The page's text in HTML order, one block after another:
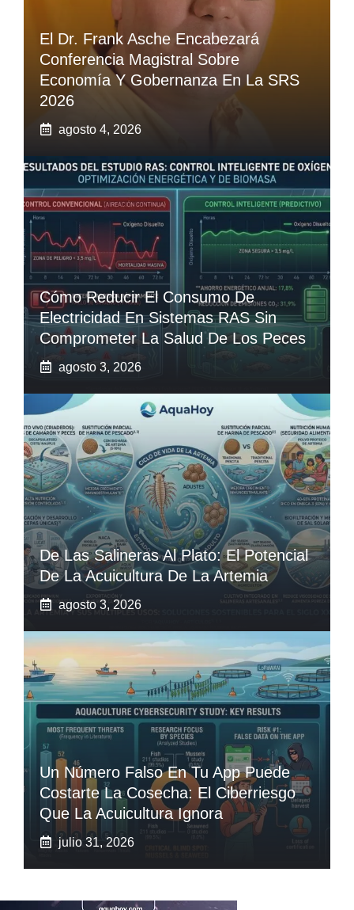
El Dr. Frank Asche Encabezará
Conferencia Magistral Sobre
Economía Y Gobernanza En La SRS
2026
agosto 4, 2026
Cómo Reducir El Consumo De
Electricidad En Sistemas RAS Sin
Comprometer La Salud De Los Peces
agosto 3, 2026
De Las Salineras Al Plato: El Potencial
De La Acuicultura De La Artemia
agosto 3, 2026
Un Número Falso En Tu App Puede
Costarte La Cosecha: El Ciberriesgo
Que La Acuicultura Ignora
julio 31, 2026